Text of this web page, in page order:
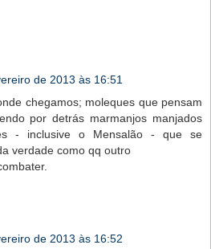
de 2013 às 16:51
chegamos; moleques que pensam
por detrás marmanjos manjados
- inclusive o Mensalão - que se
verdade como qq outro
de 2013 às 16:52